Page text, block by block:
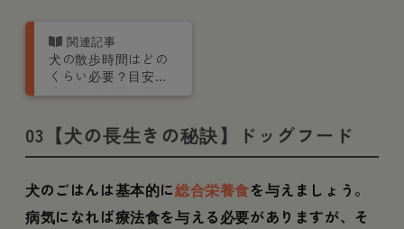
犬の散歩時間はどの
くらい必要？目安や
適切な時間帯、質を
説
03【犬の長生きの秘訣】ドッグフード
犬のごはんは基本的に総合栄養食を与えましょう。
病気になれば療法食を与える必要がありますが、そ